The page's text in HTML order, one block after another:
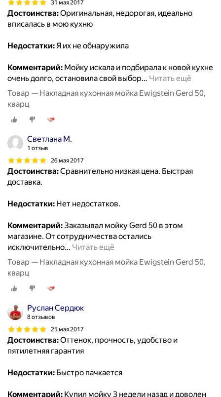
31 мая 2017
Достоинства:Оригинальная, недорогая, идеально
вписалась в мою кухню
Недостатки:Я их не обнаружила
Комментарий: Мойку искала и подбирала к новой кухне
очень долго, остановила свой выбор… Читать ещё
Товар — Накладная кухонная мойка Ewigstein Gerd 50,
кварц
Светлана М.
1 отзыв
26 мая 2017
Достоинства:Сравнительно низкая цена. Быстрая
доставка.
Недостатки: Нет недостатков.
Комментарий:Заказывал мойку Gerd 50 в этом
магазине. От сотрудничества остались
исключительно… Читать ещё
Товар — Накладная кухонная мойка Ewigstein Gerd 50,
кварц
Руслан Сердюк
8 отзывов
25 мая 2017
Достоинства:Оттенок, прочность, удобство и
пятилетняя гарантия
Недостатки: Быстро пачкается
Комментарий: Купил мойку 3 недели назад и доволен